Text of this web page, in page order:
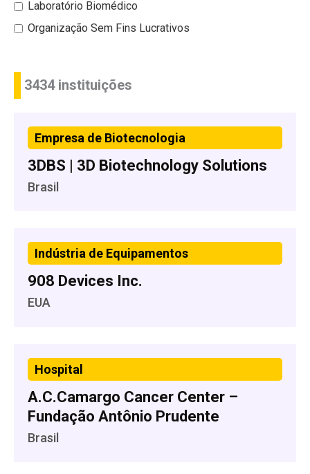
Laboratório Biomédico
Organização Sem Fins Lucrativos
3434 instituições
Empresa de Biotecnologia
3DBS | 3D Biotechnology Solutions
Brasil
Indústria de Equipamentos
908 Devices Inc.
EUA
Hospital
A.C.Camargo Cancer Center –
Fundação Antônio Prudente
Brasil